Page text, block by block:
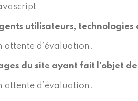
utilisateurs, technologies
attente d’évaluation.
du site ayant fait l’objet
attente d’évaluation.